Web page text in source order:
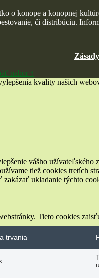
o konope a konopnej
či distribúciu.
nahor ↑
kvality našich
vášho
tiež cookies tretích
zakázať ukladanie týchto
Tieto cookies
trvania